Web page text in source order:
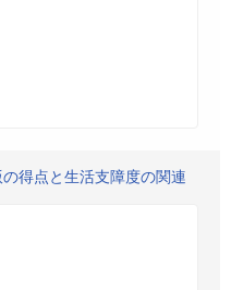
得点と生活支障度の関連